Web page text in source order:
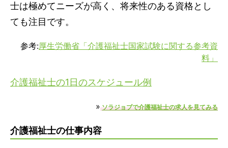
士は極めてニーズが高く、将来性のある資格とし
ても注目です。
参考:厚生労働省「介護福祉士国家試験に関する参考資
料」
介護福祉士の1日のスケジュール例
» ソラジョブで介護福祉士の求人を見てみる
介護福祉士の仕事内容